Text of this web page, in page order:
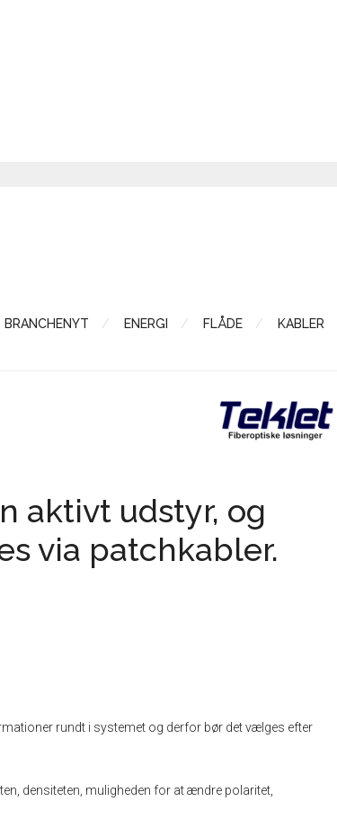
BRANCHENYT ENERGI FLÅDE KABLER
aktivt udstyr, og
via patchkabler.
rundt i systemet og derfor bør det vælges efter
densiteten, muligheden for at ændre polaritet,